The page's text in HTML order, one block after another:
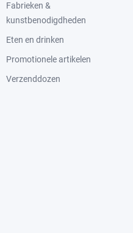
Fabrieken &
kunstbenodigdheden
Eten en drinken
Promotionele artikelen
Verzenddozen